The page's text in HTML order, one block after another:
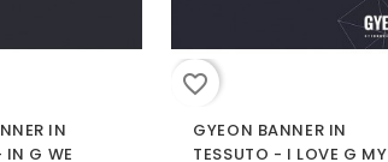
IN
IN G WE
favorite_border
GYEON BANNER IN
TESSUTO - I LOVE G MY